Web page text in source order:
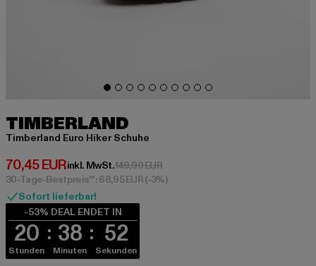
TIMBERLAND
Timberland Euro Hiker Schuhe
70,45 EUR
Derzeitiger Preis: 70,45 EUR
inkl. MwSt.149,90 EURAktionspreis: 149,90 EUR
30-Tage-Bestpreis**: 68,95 EUR(-3%)
Sofort lieferbar!
-53% DEAL ENDET IN
20
Stunden
38
Minuten
52
Sekunden